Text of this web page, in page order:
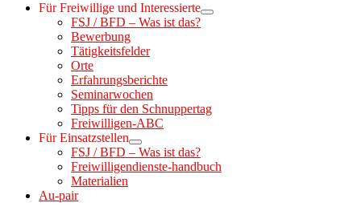
Für Freiwillige und Interessierte
FSJ / BFD – Was ist das?
Bewerbung
Tätigkeitsfelder
Orte
Erfahrungsberichte
Seminarwochen
Tipps für den Schnuppertag
Freiwilligen-ABC
Für Einsatzstellen
FSJ / BFD – Was ist das?
Freiwilligendienste-handbuch
Materialien
Au-pair